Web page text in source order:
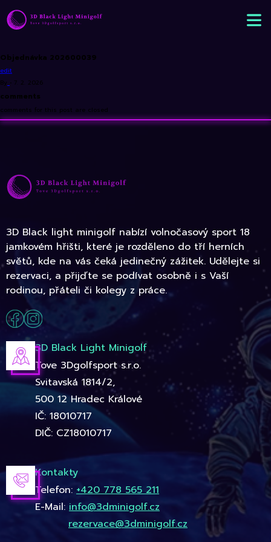
Objednávka 202600039
edit
By • 7. 2. 2026
comments
comments for this post are closed
3D Black light minigolf nabízí volnočasový sport 18
jamkovém hřišti, které je rozděleno do tří herních
světů, kde na vás čeká jedinečný zážitek. Udělejte si
rezervaci, a přijďte se podívat osobně i s Vaší
rodinou, přáteli či kolegy z práce.
3D Black Light Minigolf
Tove 3Dgolfsport s.r.o.
Svitavská 1814/2,
500 12 Hradec Králové
IČ: 18010717
DIČ: CZ18010717
Kontakty
Telefon: +420 778 565 211
E-Mail: info@3dminigolf.cz
rezervace@3dminigolf.cz